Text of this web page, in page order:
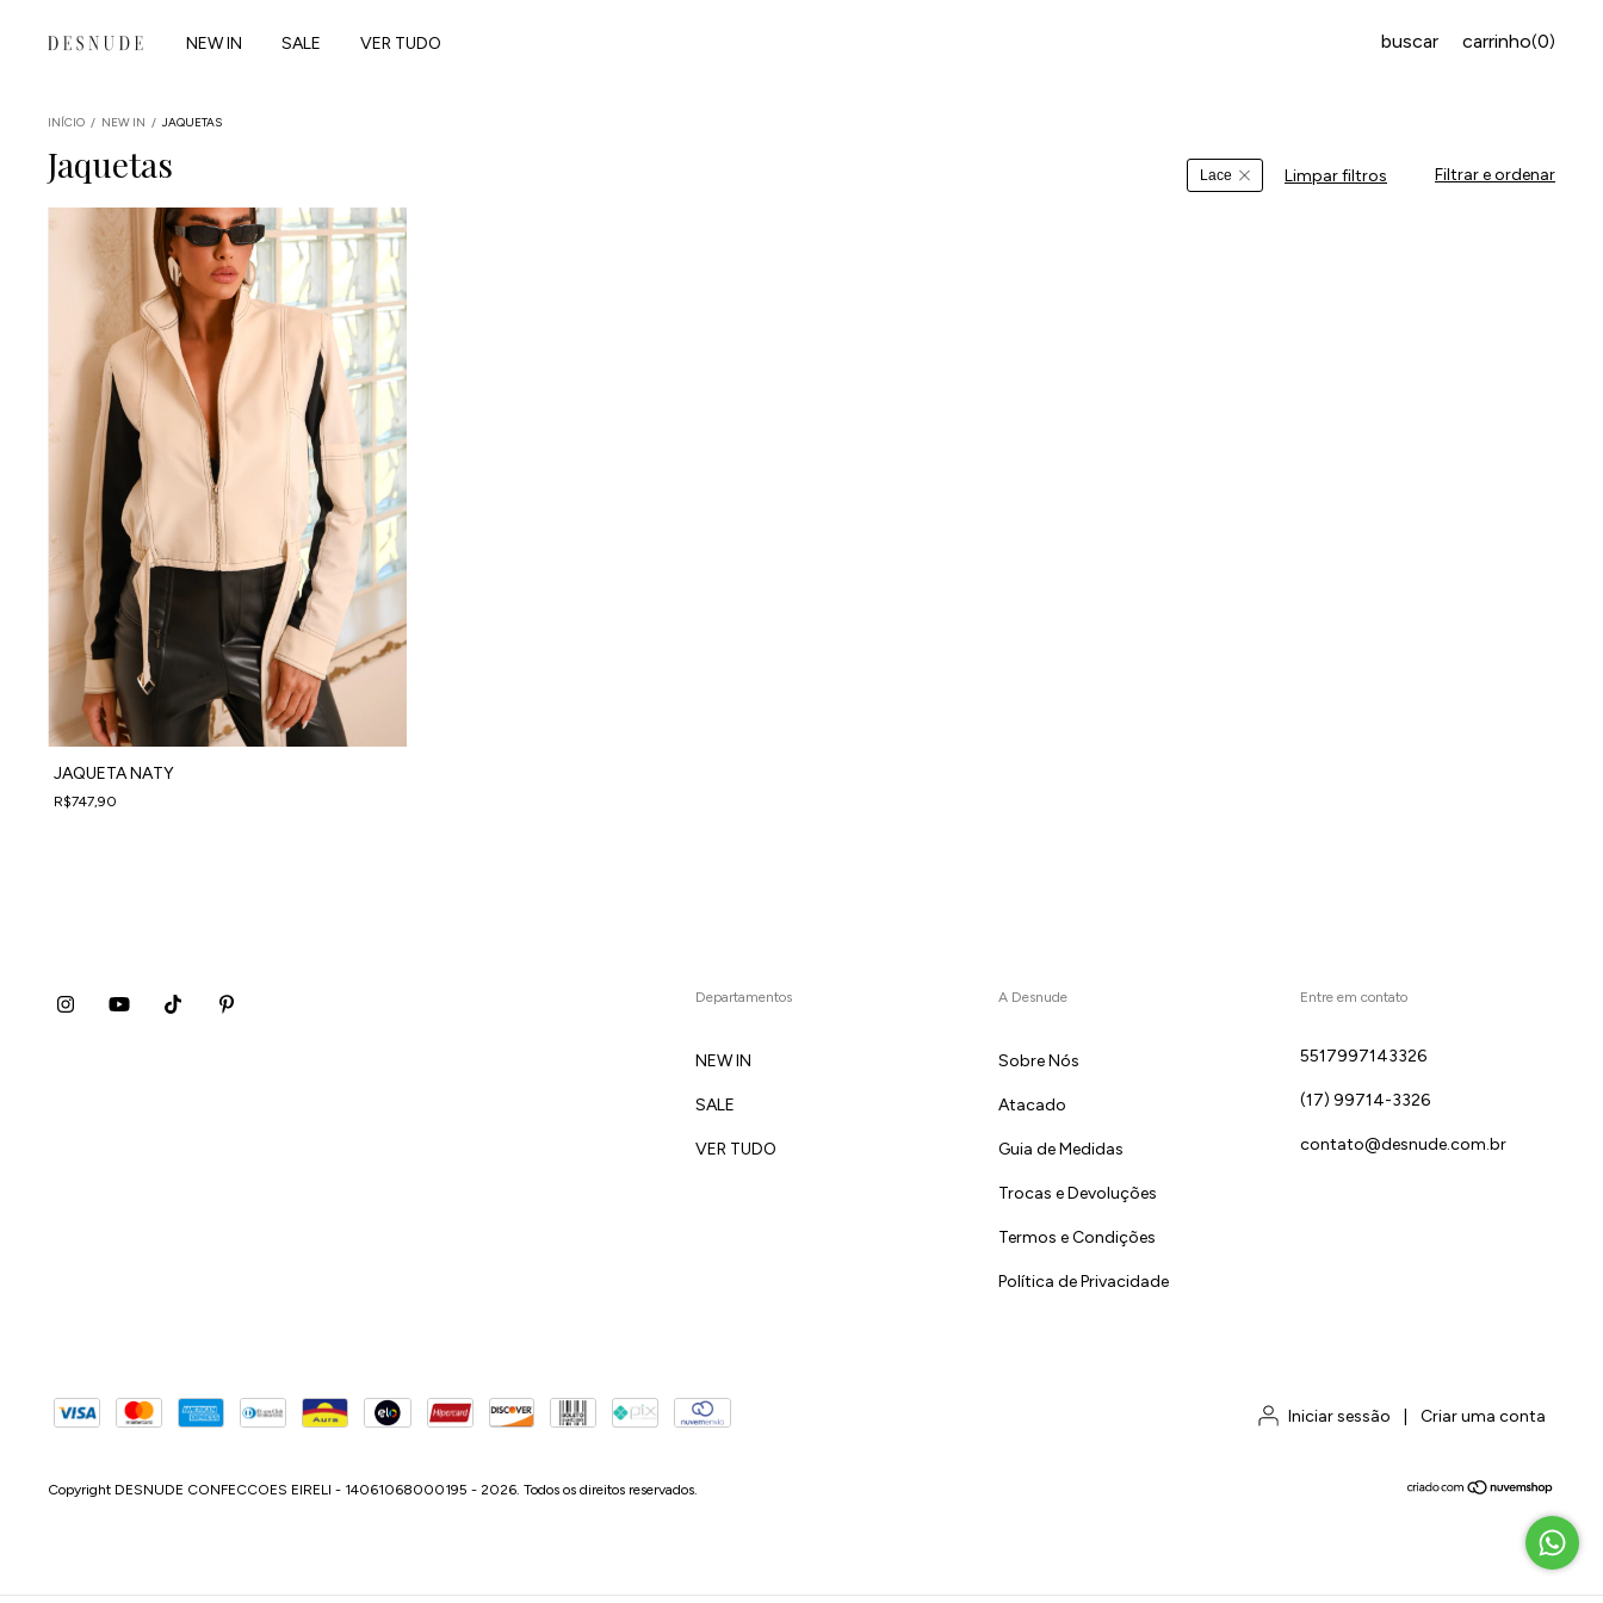
NEW IN SALE VER TUDO buscar carrinho(0)
INÍCIO / NEW IN / JAQUETAS
Jaquetas Lace Limpar filtros Filtrar e ordenar
JAQUETA NATY
R$747,90
Departamentos
NEW IN
SALE
VER TUDO
A Desnude
Sobre Nós
Atacado
Guia de Medidas
Trocas e Devoluções
Termos e Condições
Política de Privacidade
Entre em contato
5517997143326
(17) 99714-3326
contato@desnude.com.br
Iniciar sessão Criar uma conta
Copyright DESNUDE CONFECCOES EIRELI - 14061068000195 - 2026. Todos os direitos reservados.